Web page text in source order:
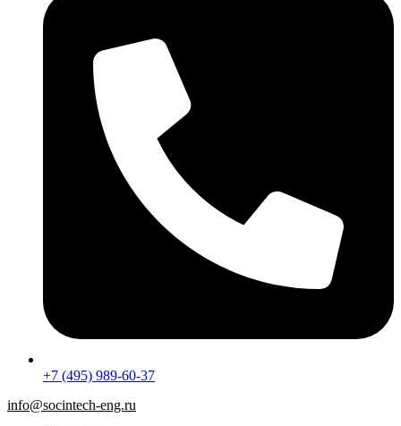
+7 (495) 989-60-37
info@socintech-eng.ru